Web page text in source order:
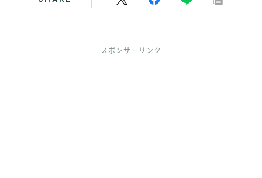
スポンサーリンク